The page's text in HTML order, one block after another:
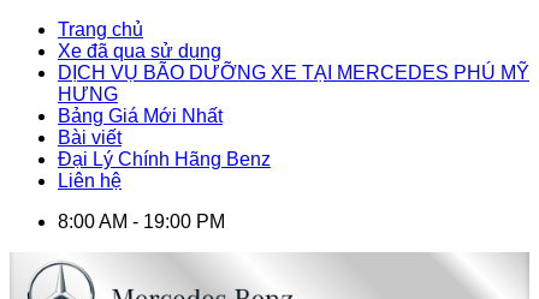
Trang chủ
Xe đã qua sử dụng
DỊCH VỤ BÃO DƯỠNG XE TẠI MERCEDES PHÚ MỸ
HƯNG
Bảng Giá Mới Nhất
Bài viết
Đại Lý Chính Hãng Benz
Liên hệ
8:00 AM - 19:00 PM